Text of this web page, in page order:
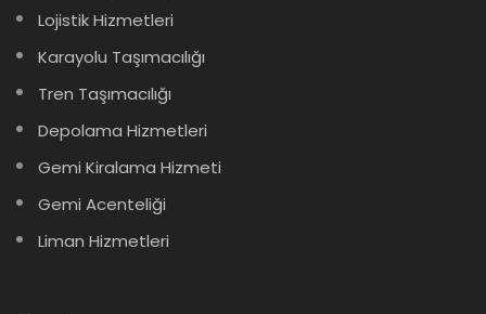
Lojistik Hizmetleri
Karayolu Taşımacılığı
Tren Taşımacılığı
Depolama Hizmetleri
Gemi Kiralama Hizmeti
Gemi Acenteliği
Liman Hizmetleri